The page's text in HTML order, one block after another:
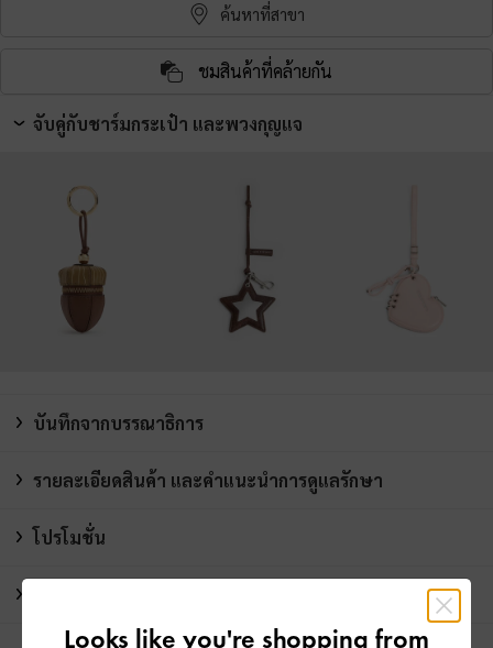
ค้นหาที่สาขา
ชมสินค้าที่คล้ายกัน
จับคู่กับชาร์มกระเป๋า และพวงกุญแจ
บันทึกจากบรรณาธิการ
รายละเอียดสินค้า และคำแนะนำการดูแลรักษา
โปรโมชั่น
Looks like you're shopping from